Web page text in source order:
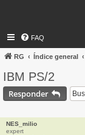
FAQ
RG Índice general
IBM PS/2
Responder
NES_milio
expert